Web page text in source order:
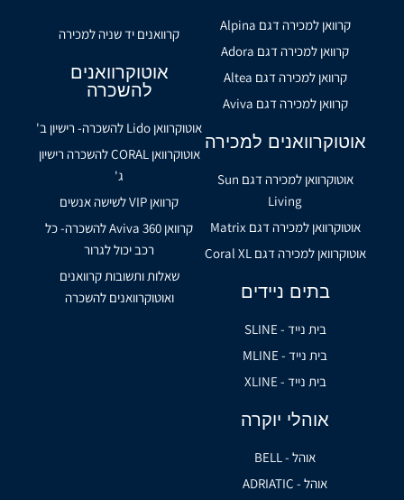
קרוואן למכירה דגם Alpina
קרוואן למכירה דגם Adora
קרוואן למכירה דגם Altea
קרוואן למכירה דגם Aviva
אוטוקרוואנים למכירה
אוטוקרוואן למכירה דגם Sun
Living
אוטוקרוואן למכירה דגם Matrix
אוטוקרוואן למכירה דגם Coral XL
בתים ניידים
בית נייד - SLINE
בית נייד - MLINE
בית נייד - XLINE
אוהלי יוקרה
אוהל - BELL
אוהל - ADRIATIC
קרוואנים יד שניה למכירה
אוטוקרוואנים
להשכרה
אוטוקרוואן Lido להשכרה- רישיון ב'
אוטוקרוואן CORAL להשכרה רישיון
ג'
קרוואן VIP לשישה אנשים
קרוואן Aviva 360 להשכרה- כל
רכב יכול לגרור
שאלות ותשובות קרוואנים
ואוטוקרוואנים להשכרה